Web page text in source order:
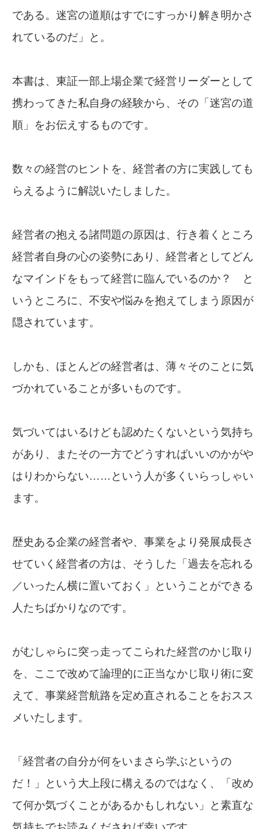
である。迷宮の道順はすでにすっかり解き明かさ
れているのだ」と。
本書は、東証一部上場企業で経営リーダーとして
携わってきた私自身の経験から、その「迷宮の道
順」をお伝えするものです。
数々の経営のヒントを、経営者の方に実践しても
らえるように解説いたしました。
経営者の抱える諸問題の原因は、行き着くところ
経営者自身の心の姿勢にあり、経営者としてどん
なマインドをもって経営に臨んでいるのか？ と
いうところに、不安や悩みを抱えてしまう原因が
隠されています。
しかも、ほとんどの経営者は、薄々そのことに気
づかれていることが多いものです。
気づいてはいるけども認めたくないという気持ち
があり、またその一方でどうすればいいのかがや
はりわからない……という人が多くいらっしゃい
ます。
歴史ある企業の経営者や、事業をより発展成長さ
せていく経営者の方は、そうした「過去を忘れる
／いったん横に置いておく」ということができる
人たちばかりなのです。
がむしゃらに突っ走ってこられた経営のかじ取り
を、ここで改めて論理的に正当なかじ取り術に変
えて、事業経営航路を定め直されることをおスス
メいたします。
「経営者の自分が何をいまさら学ぶというの
だ！」という大上段に構えるのではなく、「改め
て何か気づくことがあるかもしれない」と素直な